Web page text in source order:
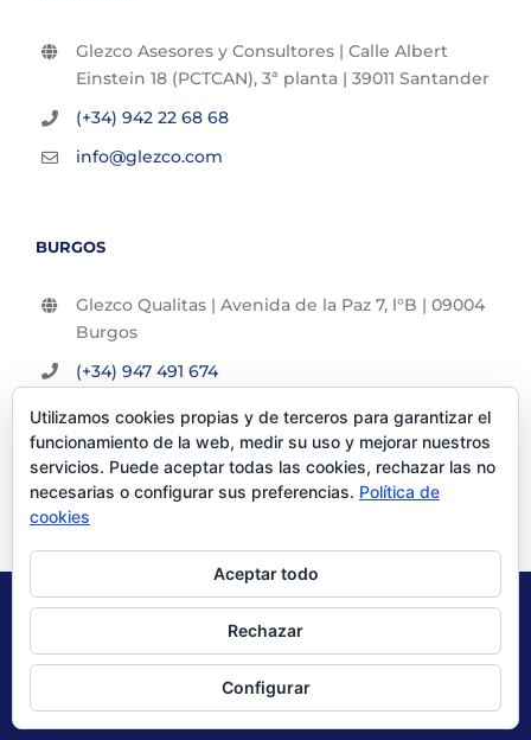
Glezco Asesores y Consultores | Calle Albert
Einstein 18 (PCTCAN), 3ª planta | 39011 Santander
(+34) 942 22 68 68
info@glezco.com
BURGOS
Glezco Qualitas | Avenida de la Paz 7, l°B | 09004
Burgos
(+34) 947 491 674
info@glezco.com
© Glezco Asesores y Consultores 2019 | Todos los derechos
Politica de Privacidad
X LinkedInYouTube
Utilizamos cookies propias y de terceros para garantizar el
funcionamiento de la web, medir su uso y mejorar nuestros
servicios. Puede aceptar todas las cookies, rechazar las no
necesarias o configurar sus preferencias. Política de
cookies
Aceptar todo
Rechazar
Configurar